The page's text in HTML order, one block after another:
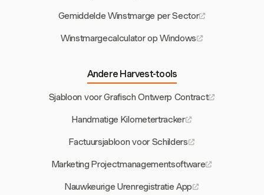
Gemiddelde Winstmarge per Sector
Winstmargecalculator op Windows
Andere Harvest-tools
Sjabloon voor Grafisch Ontwerp Contract
Handmatige Kilometertracker
Factuursjabloon voor Schilders
Marketing Projectmanagementsoftware
Nauwkeurige Urenregistratie App